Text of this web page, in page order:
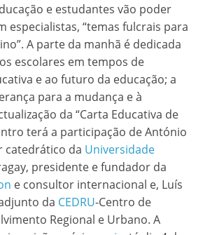
e estudantes vão poder
especialistas, “temas fulcrais para
A parte da manhã é dedicada
escolares em tempos de
e ao futuro da educação; a
para a mudança e à
da “Carta Educativa de
terá a participação de António
catedrático da Universidade
presidente e fundador da
e consultor internacional e, Luís
da CEDRU-Centro de
Regional e Urbano. A